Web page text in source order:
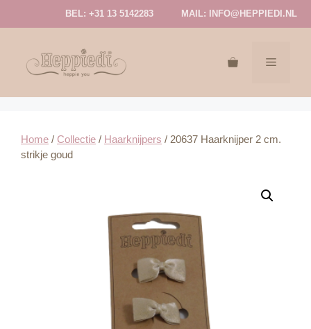
BEL: +31 13 5142283 MAIL: INFO@HEPPIEDI.NL
MENU
Home / Collectie / Haarknijpers / 20637 Haarknijper 2 cm.
strikje goud